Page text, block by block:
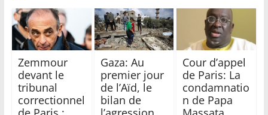
Zemmour
devant le
tribunal
correctionnel
Gaza: Au
premier jour
de l’Aïd, le
bilan de
Cour d’appel
de Paris: La
condamnatio
n de Papa